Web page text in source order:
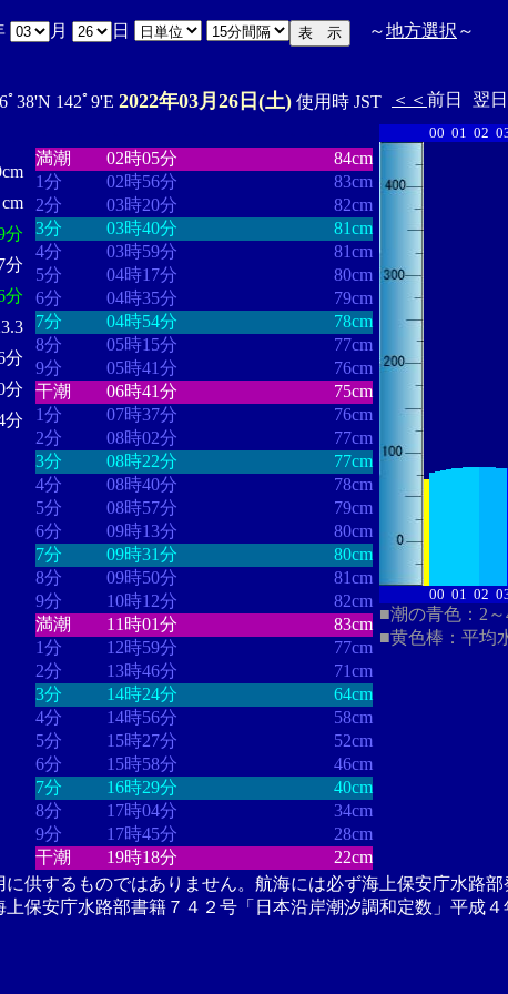
月 日 ～地方選択 ～
ﾟ38'N 142ﾟ9'E 2022年03月26日(土) 使用時 JST ＜＜ 前日 翌日
分
分
分
分
分
分
満潮
02時05分
84cm
1分
02時56分
83cm
2分
03時20分
82cm
3分
03時40分
81cm
4分
03時59分
81cm
5分
04時17分
80cm
6分
04時35分
79cm
7分
04時54分
78cm
8分
05時15分
77cm
9分
05時41分
76cm
干潮
06時41分
75cm
1分
07時37分
76cm
2分
08時02分
77cm
3分
08時22分
77cm
4分
08時40分
78cm
5分
08時57分
79cm
6分
09時13分
80cm
7分
09時31分
80cm
8分
09時50分
81cm
9分
10時12分
82cm
満潮
11時01分
83cm
1分
12時59分
77cm
2分
13時46分
71cm
3分
14時24分
64cm
4分
14時56分
58cm
5分
15時27分
52cm
6分
15時58分
46cm
7分
16時29分
40cm
8分
17時04分
34cm
9分
17時45分
28cm
干潮
19時18分 22cm
00 01 02
00 01 02
■潮の青色：2～
■黄色棒：平均
供するものではありません。航海には必ず海上保安庁水路部
保安庁水路部書籍７４２号「日本沿岸潮汐調和定数」平成４